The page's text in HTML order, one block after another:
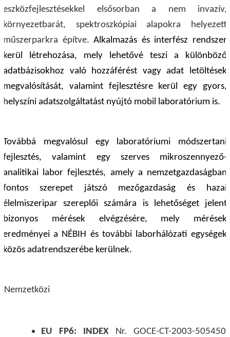
eszközfejlesztésekkel elsősorban a nem invazív,
környezetbarát, spektroszkópiai alapokra helyezett
műszerparkra építve.Alkalmazás és interfész rendszer
kerül létrehozása, mely lehetővé teszi a különböző
adatbázisokhoz való hozzáférést vagy adat letöltések
megvalósítását, valamint fejlesztésre kerül egy gyors,
helyszíni adatszolgáltatást nyújtó mobil laboratórium is.
Továbbá megvalósul egy laboratóriumi módszertani
fejlesztés, valamint egy szerves mikroszennyező-
analitikai labor fejlesztés, amely a nemzetgazdaságban
fontos szerepet játszó mezőgazdaság és hazai
élelmiszeripar szereplői számára is lehetőséget jelent
bizonyos mérések elvégzésére, mely mérések
eredményei a NÉBIH és további laborhálózati egységek
közös adatrendszerébe kerülnek.
Nemzetközi
EU FP6: INDEXNr. GOCE-CT-2003-505450